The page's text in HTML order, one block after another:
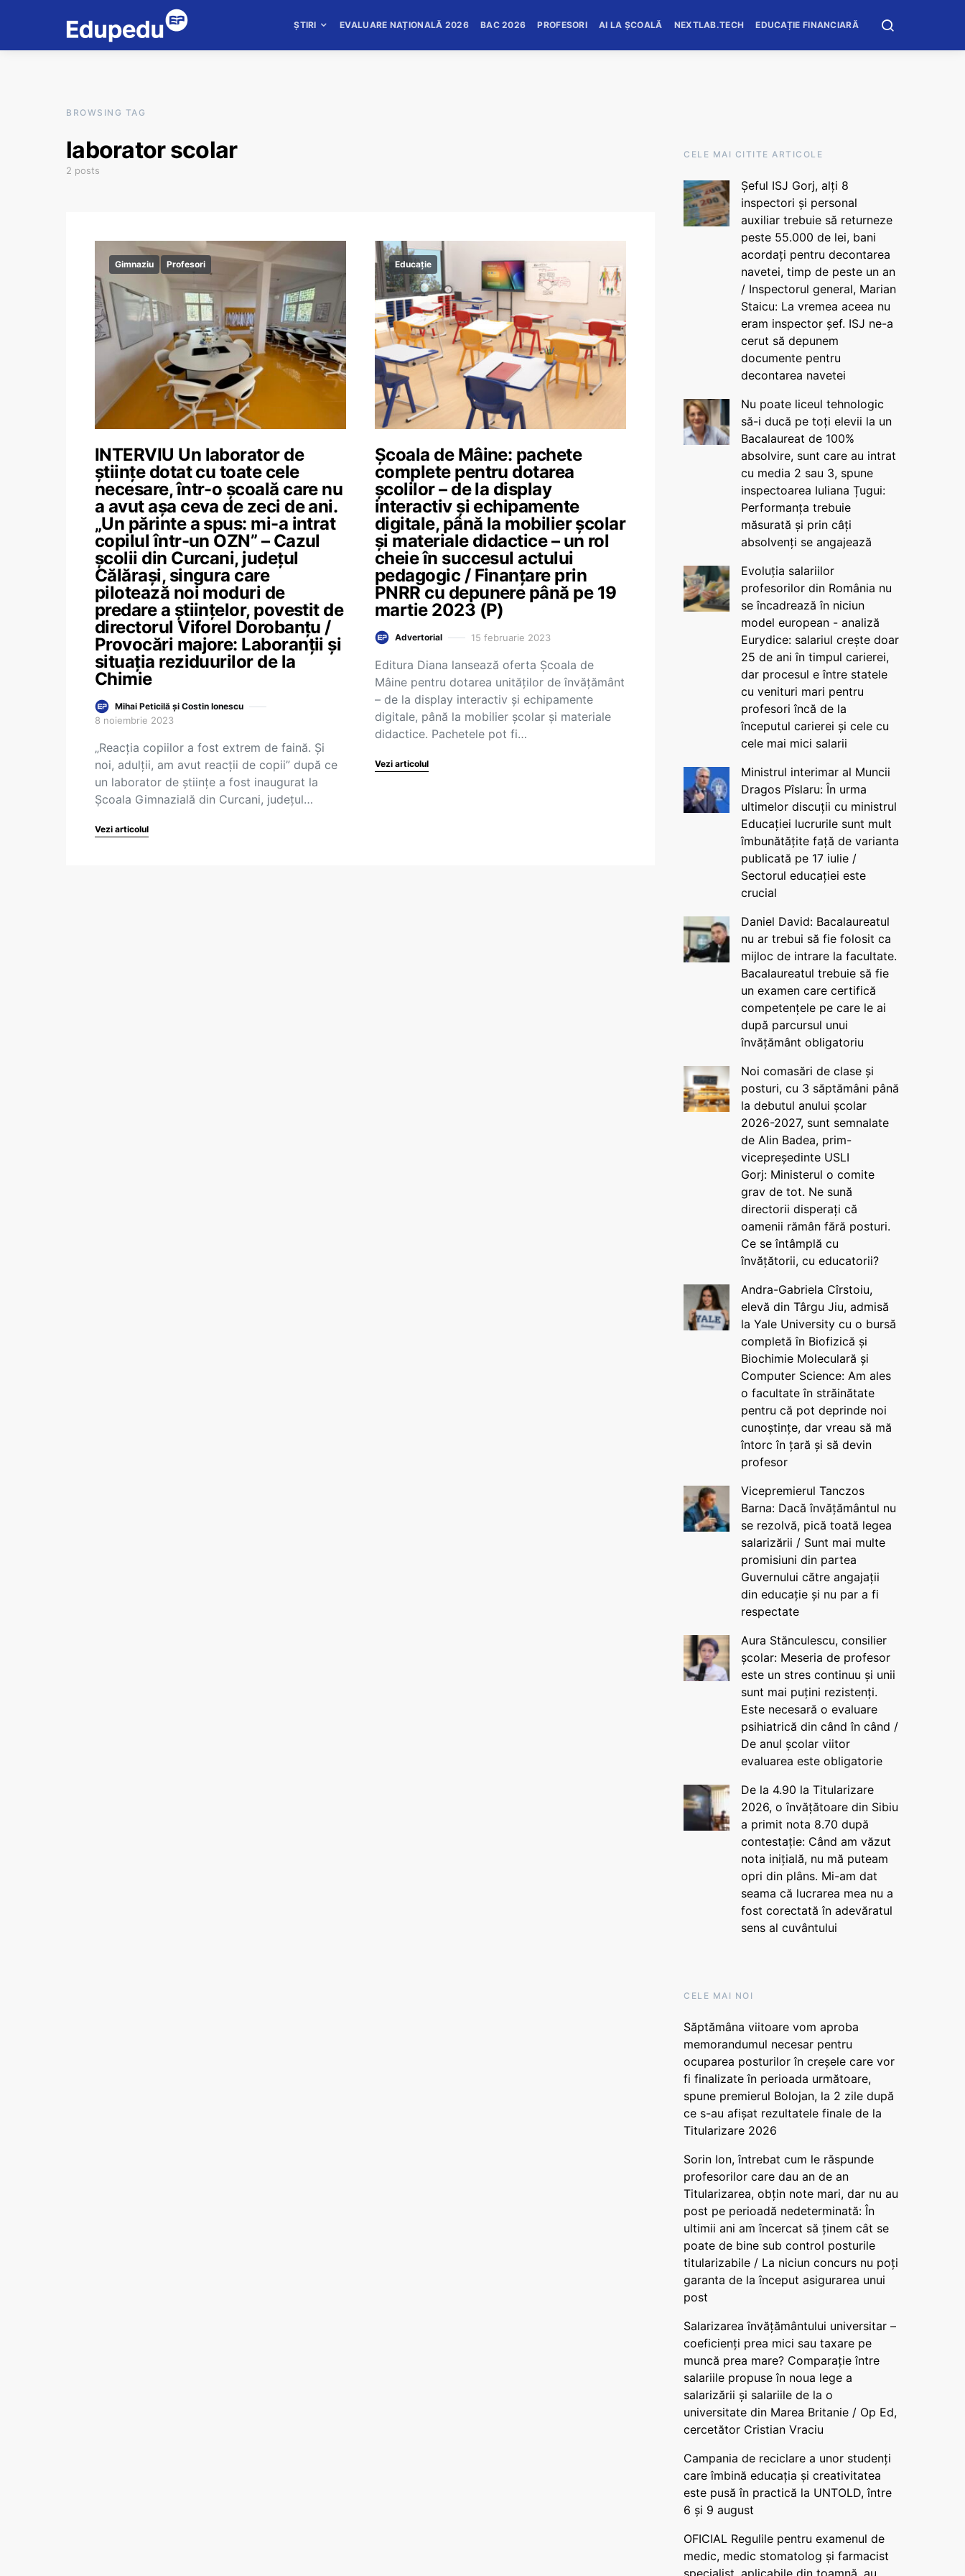
ȘTIRI EVALUARE NAȚIONALĂ 2026 BAC 2026 PROFESORI AI LA ȘCOALĂ NEXTLAB.TECH EDUCAȚIE FINANCIARĂ
BROWSING TAG
laborator scolar
2 posts
Gimnaziu Profesori
INTERVIU Un laborator de
științe dotat cu toate cele
necesare, într-o școală care nu
a avut așa ceva de zeci de ani.
„Un părinte a spus: mi-a intrat
copilul într-un OZN” – Cazul
școlii din Curcani, județul
Călărași, singura care
pilotează noi moduri de
predare a științelor, povestit de
directorul Viforel Dorobanțu /
Provocări majore: Laboranții și
situația reziduurilor de la
Chimie
Mihai Peticilă și Costin Ionescu
8 noiembrie 2023
„Reacția copiilor a fost extrem de faină. Și
noi, adulții, am avut reacții de copii” după ce
un laborator de științe a fost inaugurat la
Școala Gimnazială din Curcani, județul…
Vezi articolul
Educație
Școala de Mâine: pachete
complete pentru dotarea
școlilor – de la display
interactiv și echipamente
digitale, până la mobilier școlar
și materiale didactice – un rol
cheie în succesul actului
pedagogic / Finanțare prin
PNRR cu depunere până pe 19
martie 2023 (P)
Advertorial 15 februarie 2023
Editura Diana lansează oferta Școala de
Mâine pentru dotarea unităților de învățământ
– de la display interactiv și echipamente
digitale, până la mobilier școlar și materiale
didactice. Pachetele pot fi…
Vezi articolul
CELE MAI CITITE ARTICOLE
Șeful ISJ Gorj, alți 8
inspectori și personal
auxiliar trebuie să returneze
peste 55.000 de lei, bani
acordați pentru decontarea
navetei, timp de peste un an
/ Inspectorul general, Marian
Staicu: La vremea aceea nu
eram inspector șef. ISJ ne-a
cerut să depunem
documente pentru
decontarea navetei
Nu poate liceul tehnologic
să-i ducă pe toți elevii la un
Bacalaureat de 100%
absolvire, sunt care au intrat
cu media 2 sau 3, spune
inspectoarea Iuliana Țugui:
Performanța trebuie
măsurată și prin câți
absolvenți se angajează
Evoluția salariilor
profesorilor din România nu
se încadrează în niciun
model european - analiză
Eurydice: salariul crește doar
25 de ani în timpul carierei,
dar procesul e între statele
cu venituri mari pentru
profesori încă de la
începutul carierei și cele cu
cele mai mici salarii
Ministrul interimar al Muncii
Dragos Pîslaru: În urma
ultimelor discuții cu ministrul
Educației lucrurile sunt mult
îmbunătățite față de varianta
publicată pe 17 iulie /
Sectorul educației este
crucial
Daniel David: Bacalaureatul
nu ar trebui să fie folosit ca
mijloc de intrare la facultate.
Bacalaureatul trebuie să fie
un examen care certifică
competențele pe care le ai
după parcursul unui
învățământ obligatoriu
Noi comasări de clase și
posturi, cu 3 săptămâni până
la debutul anului școlar
2026-2027, sunt semnalate
de Alin Badea, prim-
vicepreședinte USLI
Gorj: Ministerul o comite
grav de tot. Ne sună
directorii disperați că
oamenii rămân fără posturi.
Ce se întâmplă cu
învățătorii, cu educatorii?
Andra-Gabriela Cîrstoiu,
elevă din Târgu Jiu, admisă
la Yale University cu o bursă
completă în Biofizică și
Biochimie Moleculară și
Computer Science: Am ales
o facultate în străinătate
pentru că pot deprinde noi
cunoștințe, dar vreau să mă
întorc în țară și să devin
profesor
Vicepremierul Tanczos
Barna: Dacă învățământul nu
se rezolvă, pică toată legea
salarizării / Sunt mai multe
promisiuni din partea
Guvernului către angajații
din educație și nu par a fi
respectate
Aura Stănculescu, consilier
școlar: Meseria de profesor
este un stres continuu și unii
sunt mai puțini rezistenți.
Este necesară o evaluare
psihiatrică din când în când /
De anul școlar viitor
evaluarea este obligatorie
De la 4.90 la Titularizare
2026, o învățătoare din Sibiu
a primit nota 8.70 după
contestație: Când am văzut
nota inițială, nu mă puteam
opri din plâns. Mi-am dat
seama că lucrarea mea nu a
fost corectată în adevăratul
sens al cuvântului
CELE MAI NOI
Săptămâna viitoare vom aproba
memorandumul necesar pentru
ocuparea posturilor în creșele care vor
fi finalizate în perioada următoare,
spune premierul Bolojan, la 2 zile după
ce s-au afișat rezultatele finale de la
Titularizare 2026
Sorin Ion, întrebat cum le răspunde
profesorilor care dau an de an
Titularizarea, obțin note mari, dar nu au
post pe perioadă nedeterminată: În
ultimii ani am încercat să ținem cât se
poate de bine sub control posturile
titularizabile / La niciun concurs nu poți
garanta de la început asigurarea unui
post
Salarizarea învățământului universitar –
coeficienți prea mici sau taxare pe
muncă prea mare? Comparație între
salariile propuse în noua lege a
salarizării și salariile de la o
universitate din Marea Britanie / Op Ed,
cercetător Cristian Vraciu
Campania de reciclare a unor studenți
care îmbină educația și creativitatea
este pusă în practică la UNTOLD, între
6 și 9 august
OFICIAL Regulile pentru examenul de
medic, medic stomatolog și farmacist
specialist, aplicabile din toamnă, au